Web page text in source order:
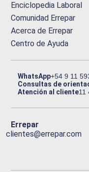
Enciclopedia Laboral
Comunidad Errepar
Acerca de Errepar
Centro de Ayuda
WhatsApp+54 9 11
Consultas de
Atención al cliente11
Errepar
clientes@errepar.com